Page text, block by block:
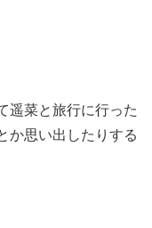
遥菜と旅行に行った
か思い出したりする